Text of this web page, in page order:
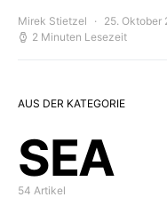
Mirek Stietzel 25. Oktober
2 Minuten Lesezeit
AUS DER KATEGORIE
SEA
54 Artikel